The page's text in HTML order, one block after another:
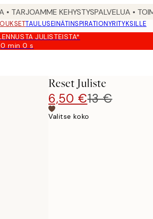
TARJOAMME KEHYSTYSPALVELUA •
TAULUSEINÄTINSPIRATIONYRITYKSILLE
JULISTEISTA*
0 min0 s
Voimassa
Reset Juliste
6,50 €13 €
Valitse koko